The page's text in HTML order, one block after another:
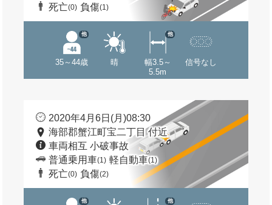
死亡(0) 負傷(1)
35～44歳
他
晴
幅3.5～
5.5m
他
信号なし
2020年4月6日(月)08:30
海部郡蟹江町宝二丁目 付近
車両相互 小破事故
普通乗用車(1) 軽自動車(1)
死亡(0) 負傷(2)
他 他